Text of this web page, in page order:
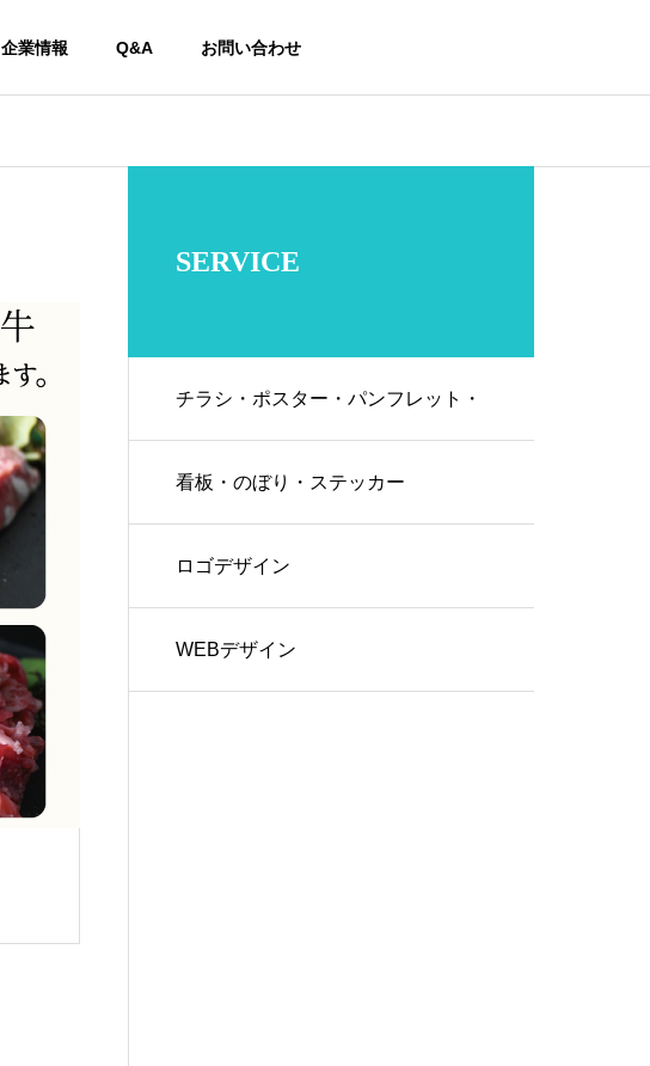
企業情報 Q&A お問い合わせ
SERVICE
チラシ・ポスター・パンフレット・
名刺などの各種紙媒体
看板・のぼり・ステッカー
ロゴデザイン
WEBデザイン